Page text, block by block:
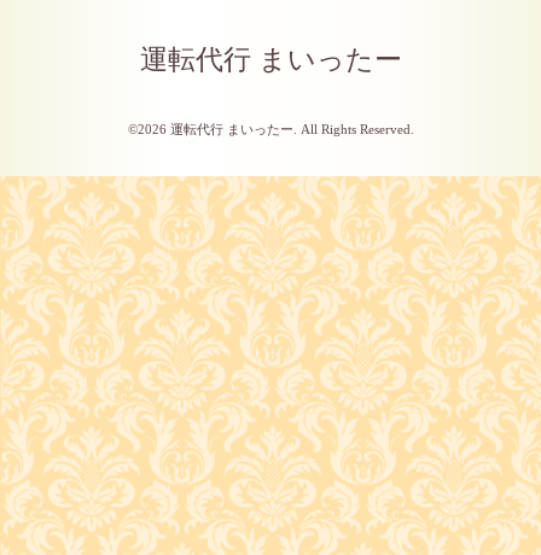
運転代行 まいったー
©2026 運転代行 まいったー . All Rights Reserved.